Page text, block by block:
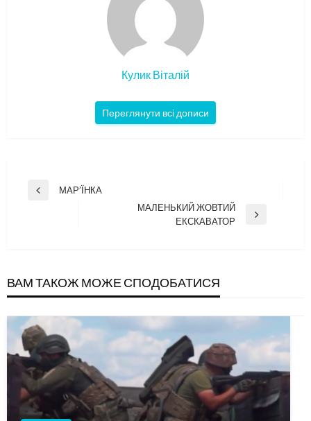
Кулик Віталій
Переглянути всі дописи
Навігація
Попередній
МАР’ЇНКА
МАЛЕНЬКИЙ ЖОВТИЙ
ЕКСКАВАТОР
ВАМ ТАКОЖ МОЖЕ СПОДОБАТИСЯ